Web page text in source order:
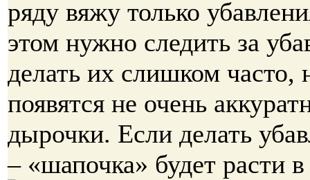
ряду вяжу только
этом нужно следить за
делать их слишком часто,
появятся не очень
дырочки. Если делать
– «шапочка» будет расти